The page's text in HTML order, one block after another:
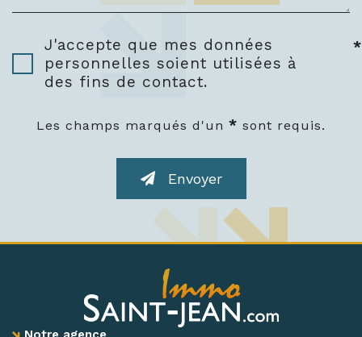
J'accepte que mes données
personnelles soient utilisées à
des fins de contact.
*
Les champs marqués d'un * sont requis.
Envoyer